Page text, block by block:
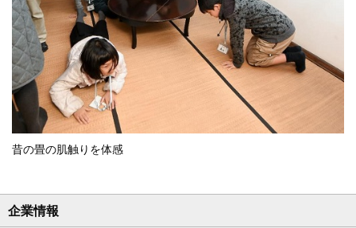
昔の畳の肌触りを体感
企業情報